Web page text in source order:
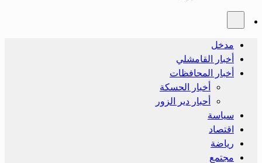
مدخل
أخبار القامشلي
أخبار المحافظات
أخبار الحسكة
أحبار دير الزور
سياسة
اقتصاد
رياضة
مجتمع